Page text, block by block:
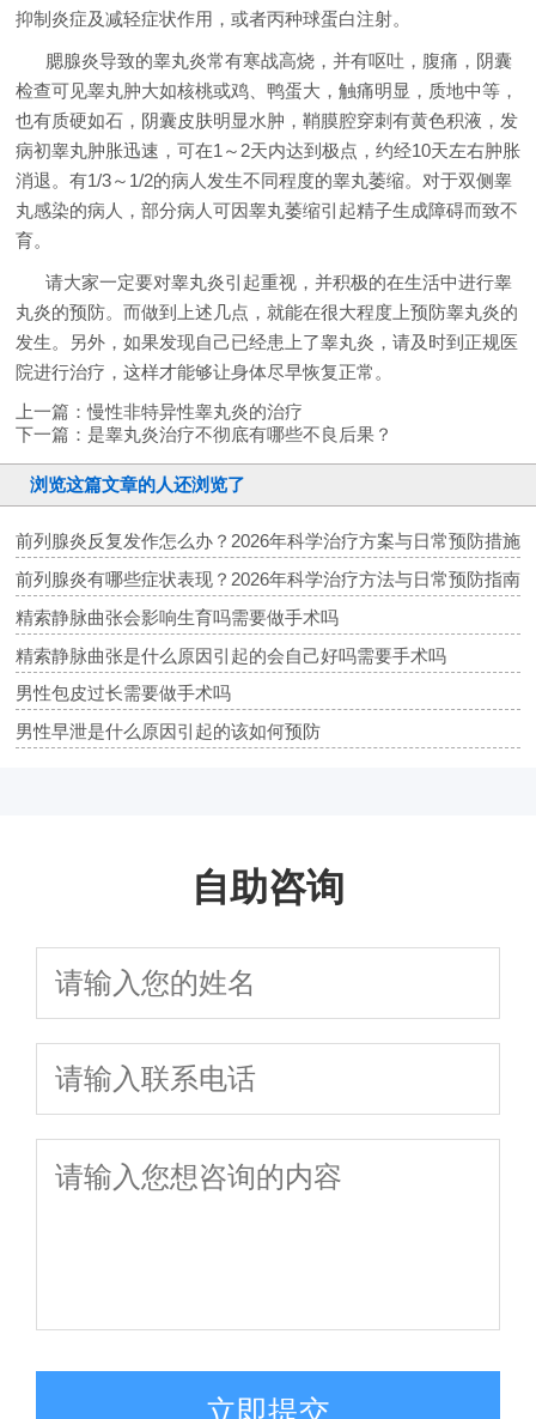
抑制炎症及减轻症状作用，或者丙种球蛋白注射。
腮腺炎导致的睾丸炎常有寒战高烧，并有呕吐，腹痛，阴囊
检查可见睾丸肿大如核桃或鸡、鸭蛋大，触痛明显，质地中等，
也有质硬如石，阴囊皮肤明显水肿，鞘膜腔穿刺有黄色积液，发
病初睾丸肿胀迅速，可在1～2天内达到极点，约经10天左右肿胀
消退。有1/3～1/2的病人发生不同程度的睾丸萎缩。对于双侧睾
丸感染的病人，部分病人可因睾丸萎缩引起精子生成障碍而致不
育。
请大家一定要对睾丸炎引起重视，并积极的在生活中进行睾
丸炎的预防。而做到上述几点，就能在很大程度上预防睾丸炎的
发生。另外，如果发现自己已经患上了睾丸炎，请及时到正规医
院进行治疗，这样才能够让身体尽早恢复正常。
上一篇：慢性非特异性睾丸炎的治疗
下一篇： 是睾丸炎治疗不彻底有哪些不良后果？
浏览这篇文章的人还浏览了
前列腺炎反复发作怎么办？2026年科学治疗方案与日常预防措施
前列腺炎有哪些症状表现？2026年科学治疗方法与日常预防指南
精索静脉曲张会影响生育吗需要做手术吗
精索静脉曲张是什么原因引起的会自己好吗需要手术吗
男性包皮过长需要做手术吗
男性早泄是什么原因引起的该如何预防
自助咨询